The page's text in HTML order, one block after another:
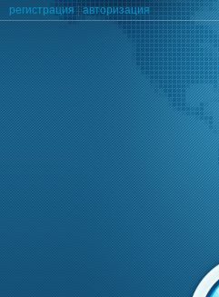
регистрация|авторизация